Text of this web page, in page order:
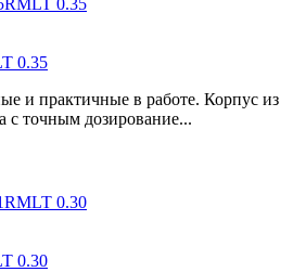
0.35
и практичные в работе. Корпус из
с точным дозирование...
0.30